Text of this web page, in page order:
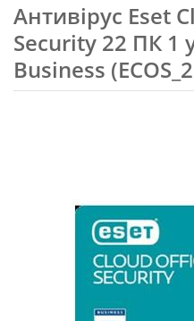
Антивірус Eset
Security 22 ПК 1
Business